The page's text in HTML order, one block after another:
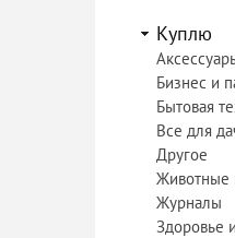
Куплю
Бизнес и
Бытовая
Все для
Другое
Животные
Журналы
Здоровье